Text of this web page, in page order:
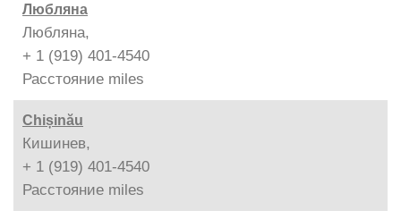
Любляна
Любляна,
+ 1 (919) 401-4540
Расстояние miles
Chișinău
Кишинев,
+ 1 (919) 401-4540
Расстояние miles